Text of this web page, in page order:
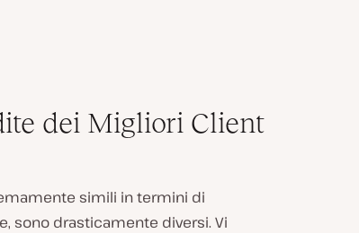
dei Migliori Client
simili in termini di
sono drasticamente diversi. Vi